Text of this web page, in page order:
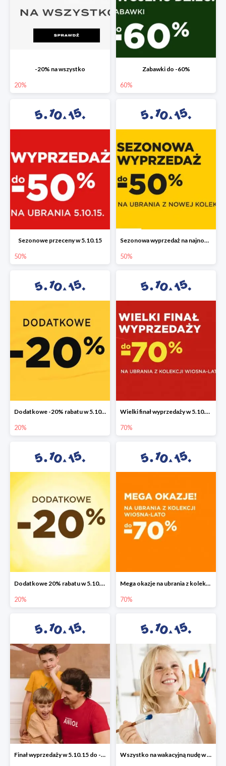
-20% na wszystko
20%
Zabawki do -60%
60%
Sezonowe przeceny w 5.10.15
50%
Sezonowa wyprzedaż na najnowszą kolekcję do -50%
50%
Dodatkowe -20% rabatu w 5.10.15
20%
Wielki finał wyprzedaży w 5.10.15 do -70%
70%
Dodatkowe 20% rabatu w 5.10.15
20%
Mega okazje na ubrania z kolekcji wiosna-lato do -70%
70%
Finał wyprzedaży w 5.10.15 do -70% Wszystko na wakacyjną nudę w 5.10.15 - gry i zabawki do -50%